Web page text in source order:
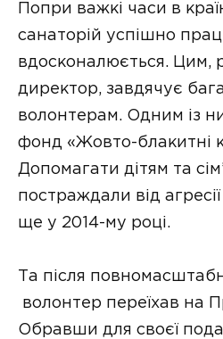
Попри важкі часи в
санаторій успішно
вдосконалюється. Цим,
директор, завдячує
волонтерам. Одним із
фонд «Жовто-блакитні
Допомагати дітям та
постраждали від агресії
ще у 2014-му році.
Та після
волонтер переїхав на
Обравши для своєї